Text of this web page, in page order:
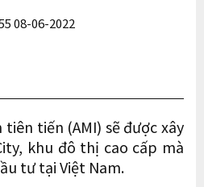
08-06-2022
tiến (AMI) sẽ được xây
khu đô thị cao cấp mà
tư tại Việt Nam.